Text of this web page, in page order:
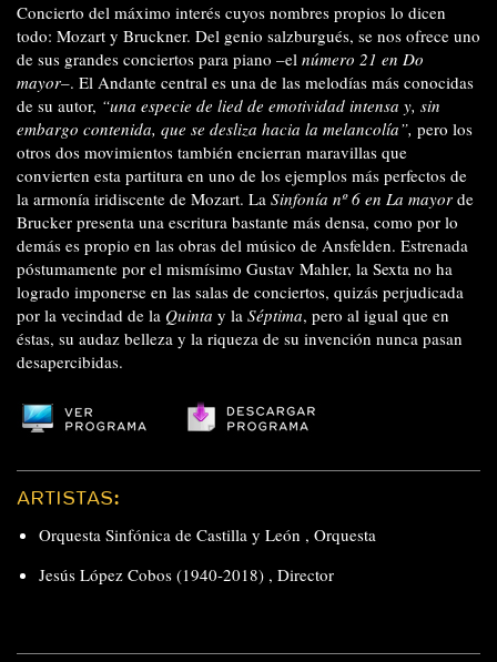
Concierto del máximo interés cuyos nombres propios lo dicen
todo: Mozart y Bruckner. Del genio salzburgués, se nos ofrece uno
de sus grandes conciertos para piano –el número 21 en Do
mayor–. El Andante central es una de las melodías más conocidas
de su autor, “una especie de lied de emotividad intensa y, sin
embargo contenida, que se desliza hacia la melancolía”, pero los
otros dos movimientos también encierran maravillas que
convierten esta partitura en uno de los ejemplos más perfectos de
la armonía iridiscente de Mozart. La Sinfonía nº 6 en La mayor de
Brucker presenta una escritura bastante más densa, como por lo
demás es propio en las obras del músico de Ansfelden. Estrenada
póstumamente por el mismísimo Gustav Mahler, la Sexta no ha
logrado imponerse en las salas de conciertos, quizás perjudicada
por la vecindad de la Quinta y la Séptima, pero al igual que en
éstas, su audaz belleza y la riqueza de su invención nunca pasan
desapercibidas.
ARTISTAS:
Orquesta Sinfónica de Castilla y León , Orquesta
Jesús López Cobos (1940-2018) , Director